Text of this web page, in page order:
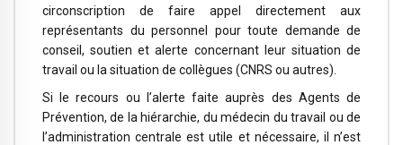
circonscription de faire appel directement aux
représentants du personnel pour toute demande de
conseil, soutien et alerte concernant leur situation de
travail ou la situation de collègues (CNRS ou autres).
Si le recours ou l’alerte faite auprès des Agents de
Prévention, de la hiérarchie, du médecin du travail ou de
l’administration centrale est utile et nécessaire, il n’est